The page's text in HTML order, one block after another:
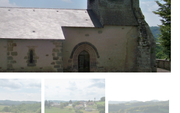
ressource inépuisable : Voir
: Les médiathèques
à partir du 1er septembre
.
l'ARS: découvrir laqualité de